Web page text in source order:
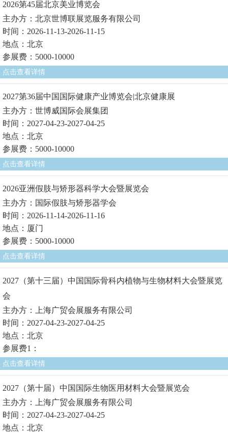
2026第45届北京美业博览会
主办方：北京世博联展览服务有限公司
时间：2026-11-13-2026-11-15
地点：北京
参展费：5000-10000
点击查看详情
2027第36届中国国际健康产业博览会|北京健康展
主办方：世博威国际会展集团
时间：2027-04-23-2027-04-25
地点：北京
参展费：5000-10000
点击查看详情
2026亚洲假肢与矫形器科学大会暨展览会
主办方：国际假肢与矫形器学会
时间：2026-11-14-2026-11-16
地点：厦门
参展费：5000-10000
点击查看详情
2027（第十三届）中国国际骨科内植物与生物材料大会暨展览
会
主办方：上海广贸会展服务有限公司
时间：2027-04-23-2027-04-25
地点：北京
参展费1：
点击查看详情
2027（第十届）中国国际生物医用材料大会暨展览会
主办方：上海广贸会展服务有限公司
时间：2027-04-23-2027-04-25
地点：北京